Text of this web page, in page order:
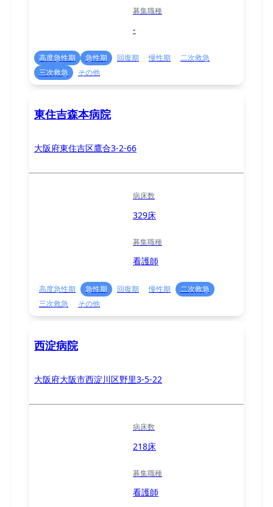
募集職種
-
高度急性期 急性期 回復期 慢性期
二次救急
三次救急
その他
東住吉森本病院
大阪府東住吉区鷹合3-2-66
病床数
329床
募集職種
看護師
高度急性期 急性期 回復期 慢性期
二次救急
三次救急
その他
西淀病院
大阪府大阪市西淀川区野里3-5-22
病床数
218床
募集職種
看護師